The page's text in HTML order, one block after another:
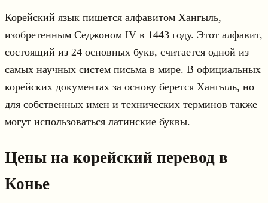
Корейский язык пишется алфавитом Хангыль,
изобретенным Седжоном IV в 1443 году. Этот алфавит,
состоящий из 24 основных букв, считается одной из
самых научных систем письма в мире. В официальных
корейских документах за основу берется Хангыль, но
для собственных имен и технических терминов также
могут использоваться латинские буквы.
Цены на корейский перевод в
Конье